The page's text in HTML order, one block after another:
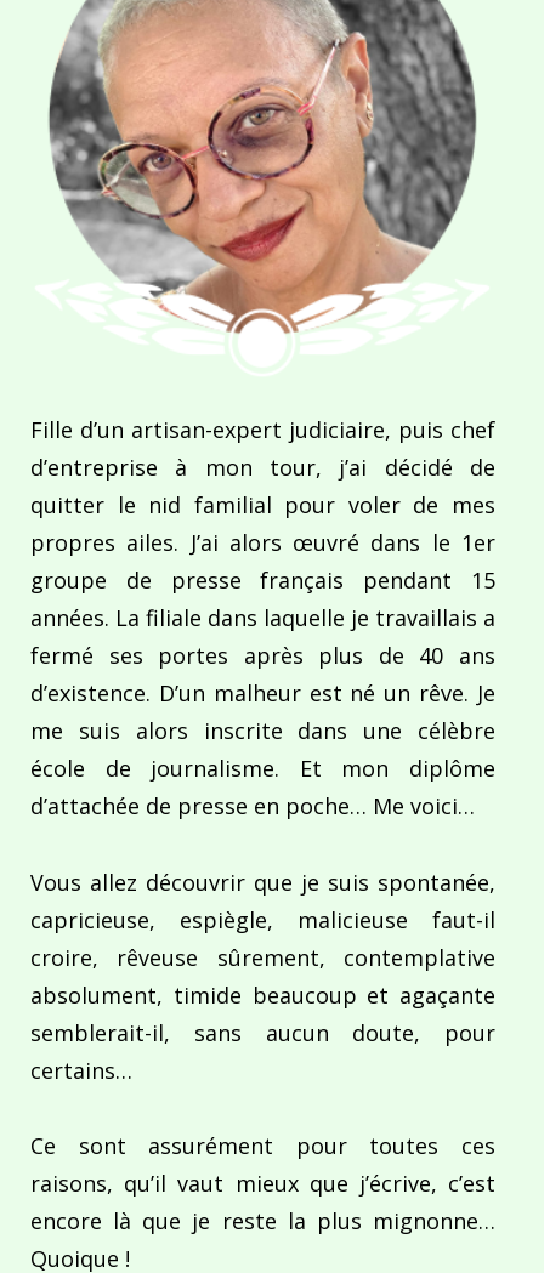
Fille d’un artisan-expert judiciaire, puis chef
d’entreprise à mon tour, j’ai décidé de
quitter le nid familial pour voler de mes
propres ailes. J’ai alors œuvré dans le 1er
groupe de presse français pendant 15
années. La filiale dans laquelle je travaillais a
fermé ses portes après plus de 40 ans
d’existence. D’un malheur est né un rêve. Je
me suis alors inscrite dans une célèbre
école de journalisme. Et mon diplôme
d’attachée de presse en poche… Me voici…
Vous allez découvrir que je suis spontanée,
capricieuse, espiègle, malicieuse faut-il
croire, rêveuse sûrement, contemplative
absolument, timide beaucoup et agaçante
semblerait-il, sans aucun doute, pour
certains…
Ce sont assurément pour toutes ces
raisons, qu’il vaut mieux que j’écrive, c’est
encore là que je reste la plus mignonne…
Quoique !